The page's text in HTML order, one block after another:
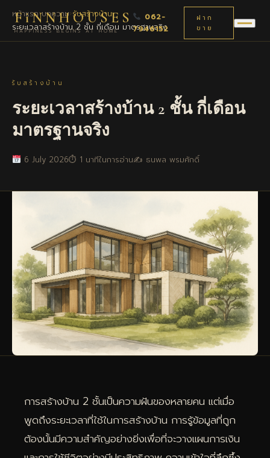
FiNNHOUSES
HAPPINESS BEGINS AT HOME
062-
7946152
ฝาก
ขาย
หน้าแรก›บทความ›รับสร้างบ้าน›
ระยะเวลาสร้างบ้าน 2 ชั้น กี่เดือน มาตรฐานจริง
รับสร้างบ้าน
ระยะเวลาสร้างบ้าน 2 ชั้น กี่เดือน
มาตรฐานจริง
6 July 2026⏱ 1 นาทีในการอ่าน✍️ ธนพล พรมศักดิ์
การสร้างบ้าน 2 ชั้นเป็นความฝันของหลายคน แต่เมื่อ
พูดถึงระยะเวลาที่ใช้ในการสร้างบ้าน การรู้ข้อมูลที่ถูก
ต้องนั้นมีความสำคัญอย่างยิ่งเพื่อที่จะวางแผนการเงิน